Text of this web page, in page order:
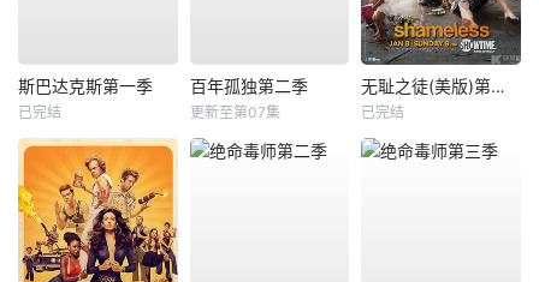
斯巴达克斯第一季
已完结
百年孤独第二季
更新至第07集
无耻之徒(美版)第二季
已完结